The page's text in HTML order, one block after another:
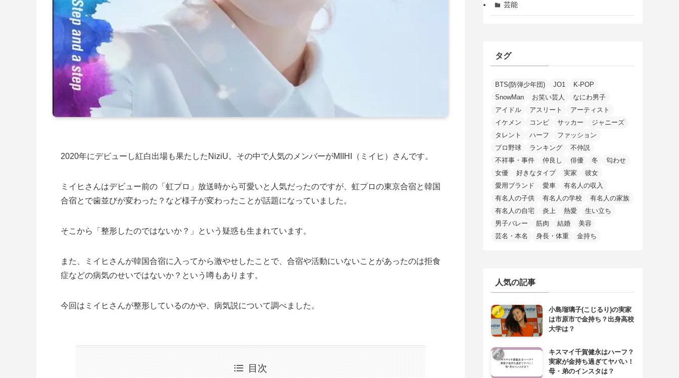
2020年にデビューし紅白出場も果たしたNiziU。その中で人気のメンバーがMIIHI（ミイヒ）さんです。
ミイヒさんはデビュー前の「虹プロ」放送時から可愛いと人気だったのですが、虹プロの東京合宿と韓国
合宿とで歯並びが変わった？など様子が変わったことが話題になっていました。
そこから「整形したのではないか？」という疑惑も生まれています。
また、ミイヒさんが韓国合宿に入ってから激やせしたことで、合宿や活動にいないことがあったのは拒食
症などの病気のせいではないか？という噂もあります。
今回はミイヒさんが整形しているのかや、病気説について調べました。
目次
芸能
タグ
BTS(防弾少年団) JO1
K-POP
SnowMan
お笑い芸人
なにわ男子
アイドル
アスリート
アーティスト
イケメン
コンビ サッカー
ジャニーズ
タレント
ハーフ
ファッション
プロ野球
ランキング
不仲説
不祥事・事件
仲良し 俳優 冬
匂わせ
女優
好きなタイプ 実家
彼女
愛用ブランド
愛車
有名人の収入
有名人の子供
有名人の学校
有名人の家族
有名人の自宅
炎上 熱愛
生い立ち
男子バレー
筋肉 結婚
美容
芸名・本名
身長・体重 金持ち
人気の記事
小島瑠璃子(こじるり)の実家
は市原市で金持ち？出身高校
大学は？
キスマイ千賀健永はハーフ？
実家が金持ち過ぎてヤバい！
母・弟のインスタは？